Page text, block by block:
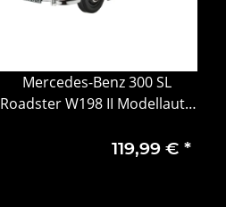
Mercedes-Benz 300 SL
Roadster W198 II Modellauto
119,99 € *